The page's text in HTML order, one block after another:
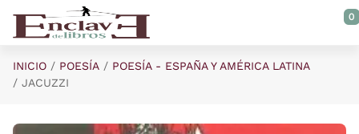
Saltar al contenido principal
0
INICIO POESÍA
POESÍA - ESPAÑA Y AMÉRICA LATINA
JACUZZI